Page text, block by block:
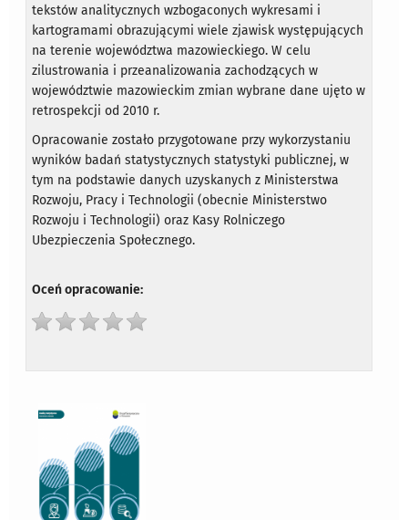
tekstów analitycznych wzbogaconych wykresami i
kartogramami obrazującymi wiele zjawisk występujących
na terenie województwa mazowieckiego. W celu
zilustrowania i przeanalizowania zachodzących w
województwie mazowieckim zmian wybrane dane ujęto w
retrospekcji od 2010 r.
Opracowanie zostało przygotowane przy wykorzystaniu
wyników badań statystycznych statystyki publicznej, w
tym na podstawie danych uzyskanych z Ministerstwa
Rozwoju, Pracy i Technologii (obecnie Ministerstwo
Rozwoju i Technologii) oraz Kasy Rolniczego
Ubezpieczenia Społecznego.
Oceń opracowanie: